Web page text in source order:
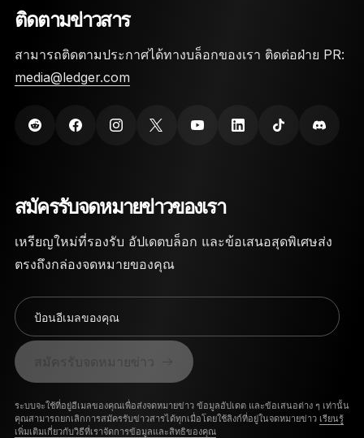
ติดตามข่าวสาร
สามารถติดตามประกาศได้ทางบล็อกของเรา ติดต่อฝ่าย PR:
media@ledger.com
สมัครรับจดหมายข่าวของเรา
เหรียญใหม่ที่รองรับ อัปเดตบล็อก และข้อเสนอสุดพิเศษส่ง
ตรงถึงกล่องจดหมายของคุณ
ป้อนอีเมลของคุณ
ระบบจะใช้ที่อยู่อีเมลของคุณเพื่อส่งจดหมายข่าว ข้อมูลอัปเดต และข้อเสนอต่าง ๆ เท่านั้น
คุณสามารถยกเลิกการสมัครรับข่าวสารได้ทุกเมื่อโดยใช้ลิงก์ที่อยู่ในจดหมายข่าว เรียนรู้
เพิ่มเติมเกี่ยวกับวิธีที่เราจัดการข้อมูลและสิทธิของคุณ